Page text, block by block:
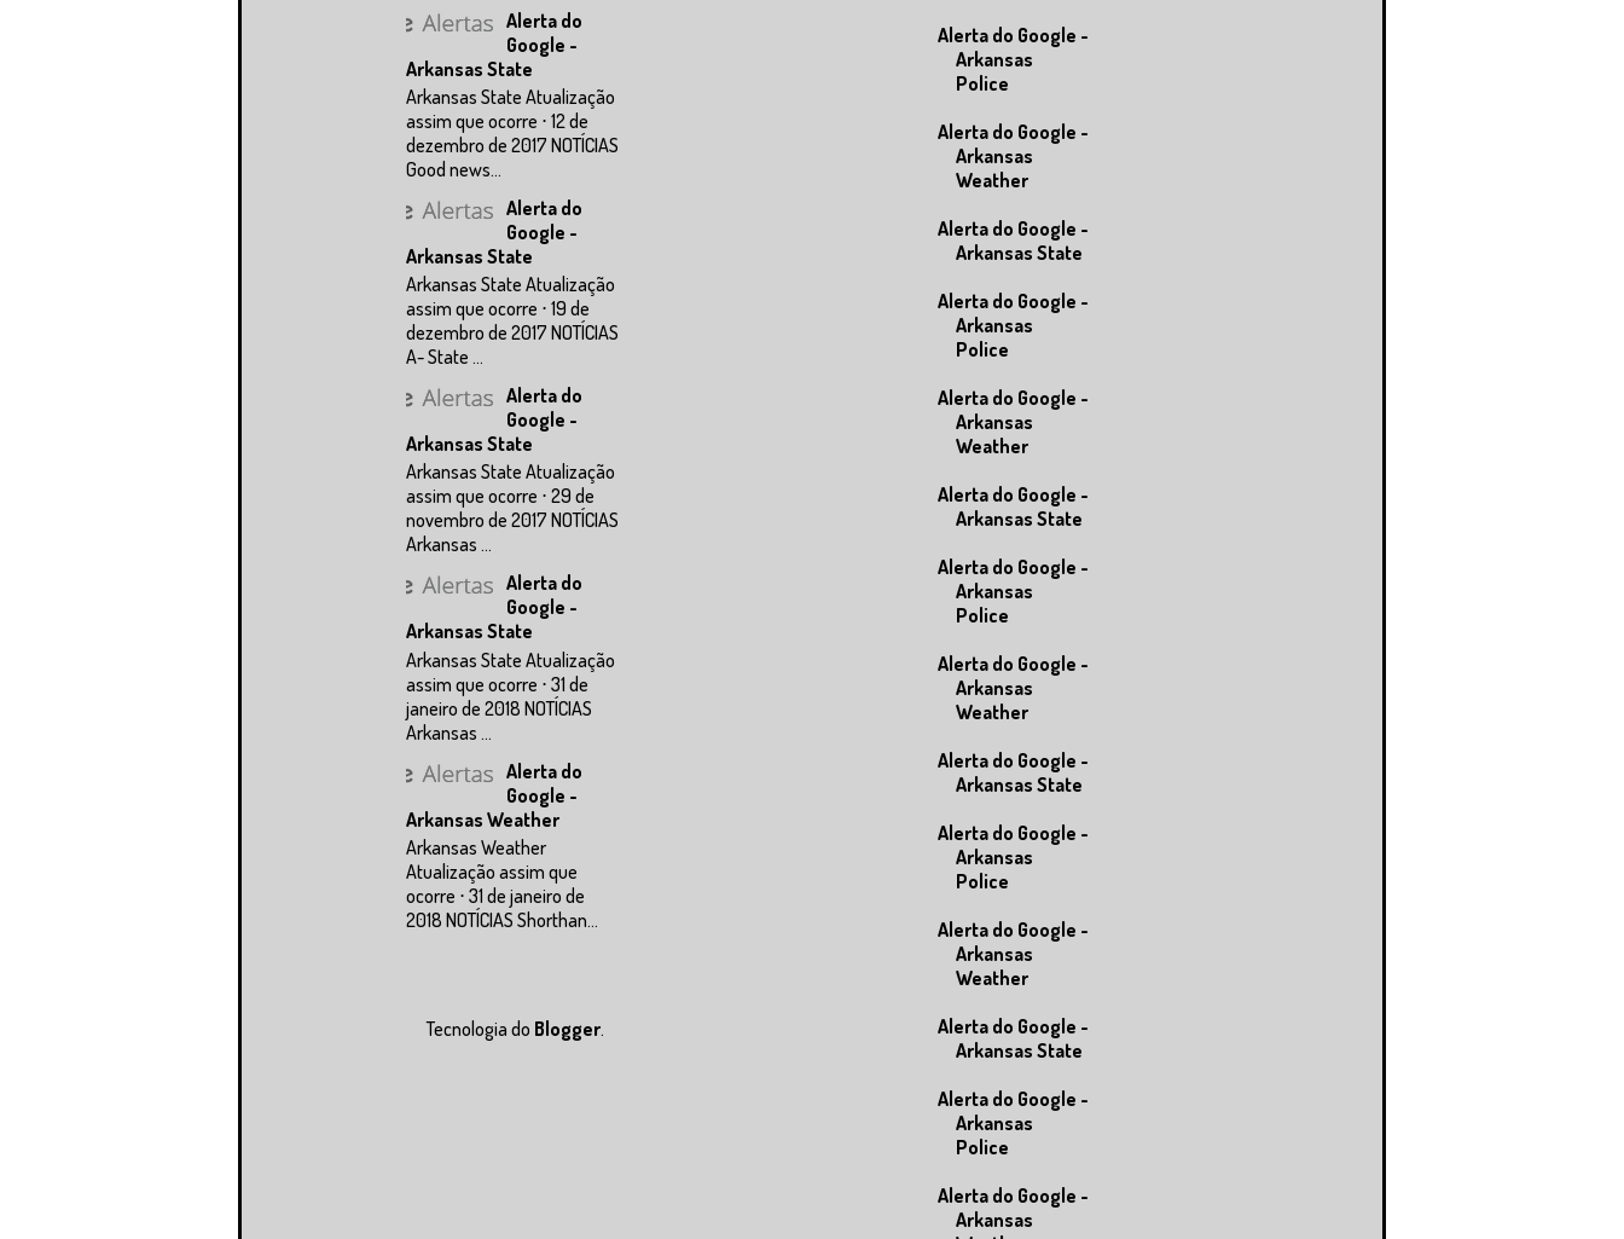
Alerta do
Google -
Arkansas State
Arkansas State Atualização
assim que ocorre ⋅ 12 de
dezembro de 2017 NOTÍCIAS
Good news...
Alerta do
Google -
Arkansas State
Arkansas State Atualização
assim que ocorre ⋅ 19 de
dezembro de 2017 NOTÍCIAS
A- State ...
Alerta do
Google -
Arkansas State
Arkansas State Atualização
assim que ocorre ⋅ 29 de
novembro de 2017 NOTÍCIAS
Arkansas ...
Alerta do
Google -
Arkansas State
Arkansas State Atualização
assim que ocorre ⋅ 31 de
janeiro de 2018 NOTÍCIAS
Arkansas ...
Alerta do
Google -
Arkansas Weather
Arkansas Weather
Atualização assim que
ocorre ⋅ 31 de janeiro de
2018 NOTÍCIAS Shorthan...
Alerta do Google -
Arkansas
Police
Alerta do Google -
Arkansas
Weather
Alerta do Google -
Arkansas State
Alerta do Google -
Arkansas
Police
Alerta do Google -
Arkansas
Weather
Alerta do Google -
Arkansas State
Alerta do Google -
Arkansas
Police
Alerta do Google -
Arkansas
Weather
Alerta do Google -
Arkansas State
Alerta do Google -
Arkansas
Police
Alerta do Google -
Arkansas
Weather
Alerta do Google -
Arkansas State
Alerta do Google -
Arkansas
Police
Alerta do Google -
Arkansas
Tecnologia do Blogger.